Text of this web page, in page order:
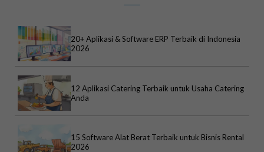
20+ Aplikasi & Software ERP Terbaik di Indonesia
2026
12 Aplikasi Catering Terbaik untuk Usaha Catering
Anda
15 Software Alat Berat Terbaik untuk Bisnis Rental
2026